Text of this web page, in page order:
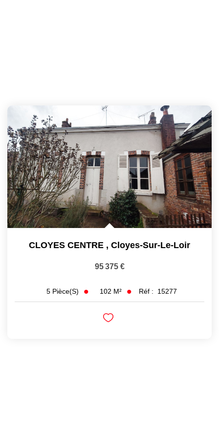
CLOYES CENTRE , Cloyes-Sur-Le-Loir
95 375 €
5 Pièce(s) 102 M² Réf : 15277